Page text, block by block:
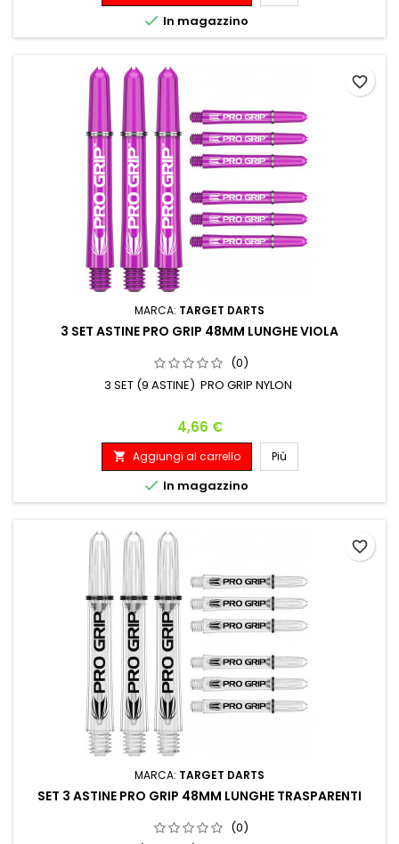
 In magazzino
MARCA: TARGET DARTS
3 SET ASTINE PRO GRIP 48MM LUNGHE VIOLA
(0)
3 SET (9 ASTINE) PRO GRIP NYLON
Prezzo
4,66 €
 Aggiungi al carrello Più
 In magazzino
favorite_border
MARCA: TARGET DARTS
SET 3 ASTINE PRO GRIP 48MM LUNGHE TRASPARENTI
(0)
favorite_border